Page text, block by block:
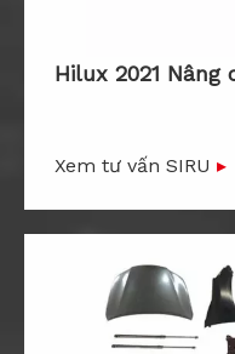
Hilux 2021 Nâng
Xem tư vấn SIRU ▸